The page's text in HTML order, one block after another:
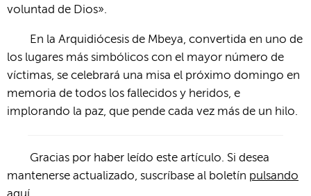
voluntad de Dios».
En la Arquidiócesis de Mbeya, convertida en uno de
los lugares más simbólicos con el mayor número de
víctimas, se celebrará una misa el próximo domingo en
memoria de todos los fallecidos y heridos, e
implorando la paz, que pende cada vez más de un hilo.
Gracias por haber leído este artículo. Si desea
mantenerse actualizado, suscríbase al boletín pulsando